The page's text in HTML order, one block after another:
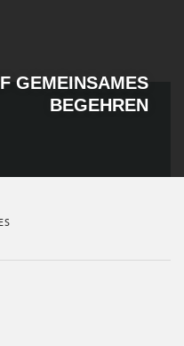
GEMEINSAMES
BEGEHREN